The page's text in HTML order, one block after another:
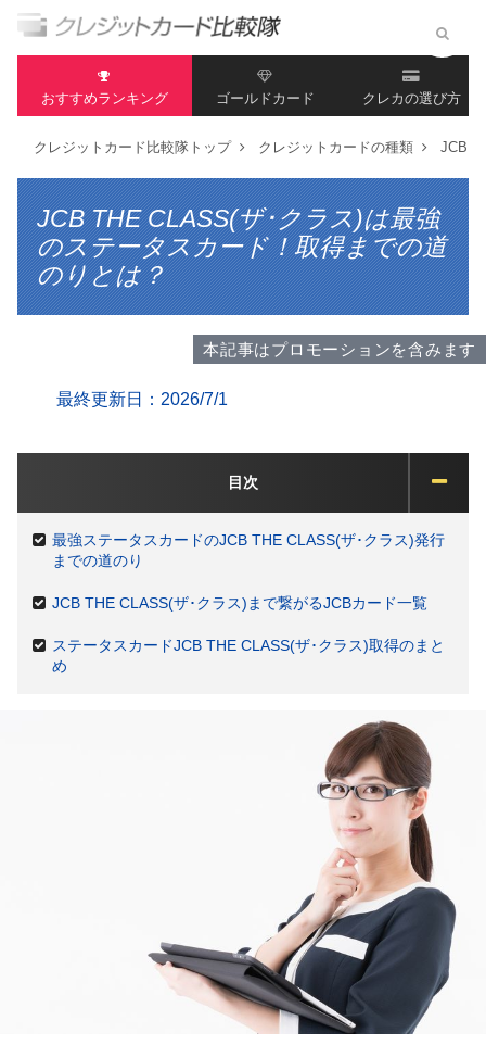
おすすめランキング ゴールドカード クレカの選び方
クレジットカード比較隊トップ クレジットカードの種類 JCB
JCB THE CLASS(ザ･クラス)は最強
のステータスカード！取得までの道
のりとは？
本記事はプロモーションを含みます
最終更新日：2026/7/1
目次
最強ステータスカードのJCB THE CLASS(ザ･クラス)発行
までの道のり
JCB THE CLASS(ザ･クラス)まで繋がるJCBカード一覧
ステータスカードJCB THE CLASS(ザ･クラス)取得のまと
め